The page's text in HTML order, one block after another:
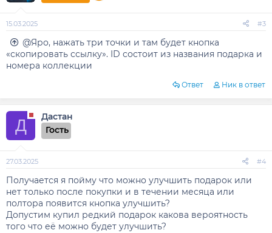
15.03.2025 #3
@Яро, нажать три точки и там будет кнопка
«скопировать ссылку». ID состоит из названия подарка и
номера коллекции
Ответ Ник в ответ
Д Дастан
Гость
27.03.2025 #4
Получается я пойму что можно улучшить подарок или
нет только после покупки и в течении месяца или
полтора появится кнопка улучшить?
Допустим купил редкий подарок какова вероятность
того что её можно будет улучшить?